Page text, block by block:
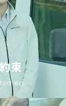
束